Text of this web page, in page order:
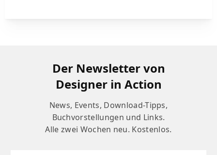
Der Newsletter von
Designer in Action
News, Events, Download-Tipps,
Buchvorstellungen und Links.
Alle zwei Wochen neu. Kostenlos.